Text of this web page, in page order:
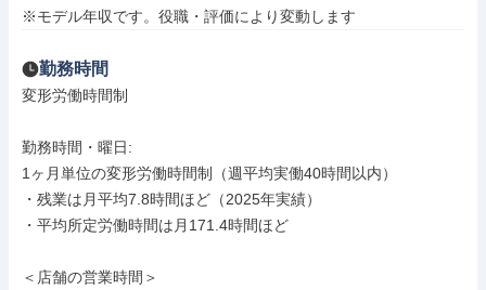
※モデル年収です。役職・評価により変動します
勤務時間
変形労働時間制
勤務時間・曜日:
1ヶ月単位の変形労働時間制（週平均実働40時間以内）
・残業は月平均7.8時間ほど（2025年実績）
・平均所定労働時間は月171.4時間ほど
＜店舗の営業時間＞